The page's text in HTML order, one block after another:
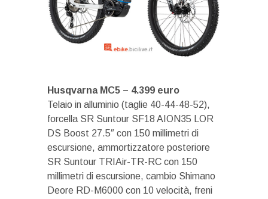
Husqvarna MC5 – 4.399 euro
Telaio in alluminio (taglie 40-44-48-52),
forcella SR Suntour SF18 AION35 LOR
DS Boost 27.5″ con 150 millimetri di
escursione, ammortizzatore posteriore
SR Suntour TRIAir-TR-RC con 150
millimetri di escursione, cambio Shimano
Deore RD-M6000 con 10 velocità, freni